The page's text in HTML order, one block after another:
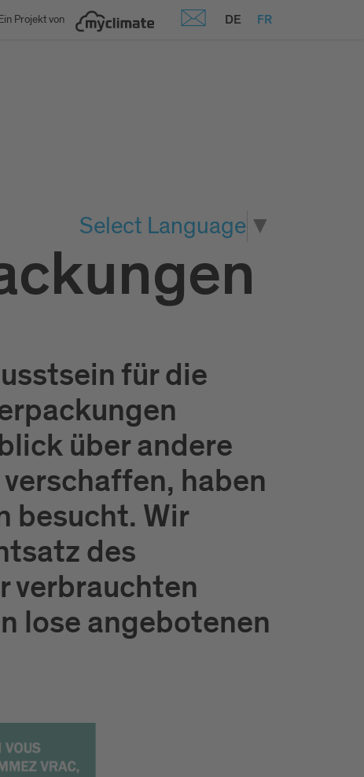
Projekt von DE FR
Select Language ▼
für die
über andere
haben
besucht. Wir
des
verbrauchten
lose angebotenen